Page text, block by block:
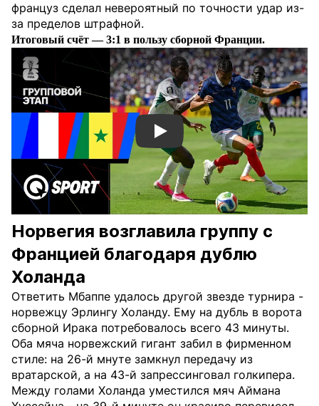
француз сделал невероятный по точности удар из-
за пределов штрафной.
Итоговый счёт — 3:1 в пользу сборной Франции.
Смотреть видео YouTube
Норвегия возглавила группу с
Францией благодаря дублю
Холанда
Ответить Мбаппе удалось другой звезде турнира -
норвежцу Эрлингу Холанду. Ему на дубль в ворота
сборной Ирака потребовалось всего 43 минуты.
Оба мяча норвежский гигант забил в фирменном
стиле: на 26-й мнуте замкнул передачу из
вратарской, а на 43-й запрессинговал голкипера.
Между голами Холанда уместился мяч Аймана